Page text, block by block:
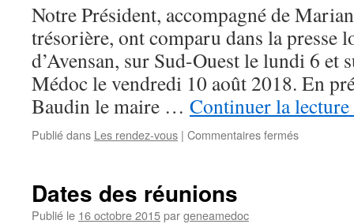
Notre Président, accompagné de
trésorière, ont comparu dans la presse
d’Avensan, sur Sud-Ouest le lundi 6 et
Médoc le vendredi 10 août 2018. En
Baudin le maire … Continuer la lecture
Publié dans Les rendez-vous | Commentaires ferméssur
Dates des réunions
Publié le 16 octobre 2015pargeneamedoc